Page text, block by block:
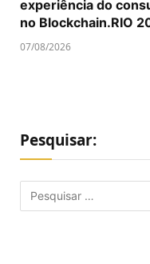
experiência do
no Blockchain.RIO
07/08/2026
Pesquisar: